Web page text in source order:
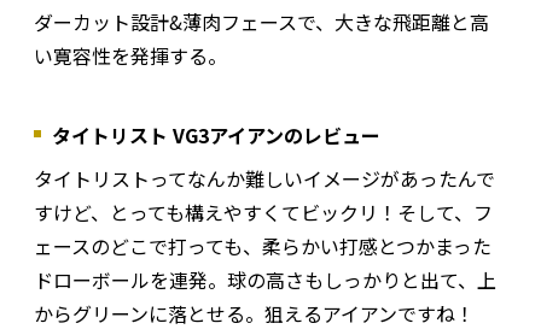
ダーカット設計&薄肉フェースで、大きな飛距離と高
い寛容性を発揮する。
タイトリスト VG3アイアンのレビュー
タイトリストってなんか難しいイメージがあったんで
すけど、とっても構えやすくてビックリ！そして、フ
ェースのどこで打っても、柔らかい打感とつかまった
ドローボールを連発。球の高さもしっかりと出て、上
からグリーンに落とせる。狙えるアイアンですね！